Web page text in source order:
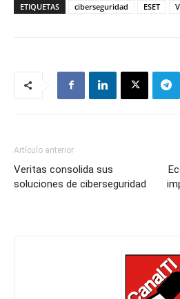
ETIQUETAS ciberseguridad ESET
Artículo anterior
Veritas consolida sus
soluciones de ciberseguridad